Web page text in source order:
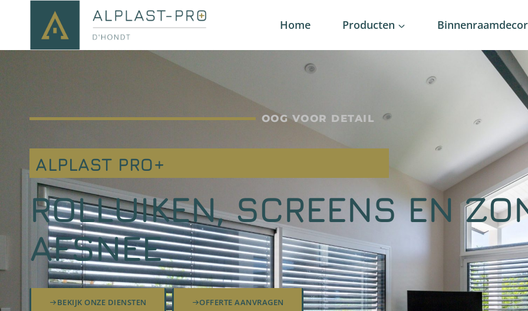
Home Producten
OOG VOOR DETAIL
ALPLAST PRO+
ROLLUIKEN, SCREENS EN
AFSNEE
BEKIJK ONZE DIENSTEN OFFERTE AANVRAGEN